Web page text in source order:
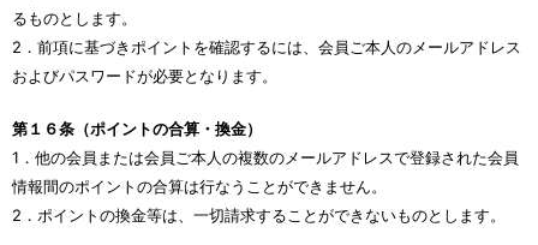
るものとします。
2．前項に基づきポイントを確認するには、会員ご本人のメールアドレス
およびパスワードが必要となります。
第１６条（ポイントの合算・換金）
1．他の会員または会員ご本人の複数のメールアドレスで登録された会員
情報間のポイントの合算は行なうことができません。
2．ポイントの換金等は、一切請求することができないものとします。